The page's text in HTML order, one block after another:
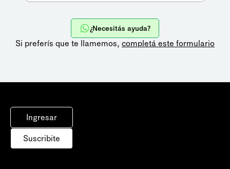
¿Necesitás ayuda?
Si preferís que te llamemos, completá este formulario
Ingresar
Suscribite